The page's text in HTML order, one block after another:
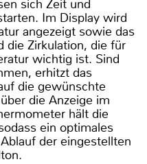
sich Zeit und
Im Display wird
angezeigt sowie das
die Zirkulation, die für
wichtig ist. Sind
erhitzt das
die gewünschte
die Anzeige im
hält die
ein optimales
der eingestellten